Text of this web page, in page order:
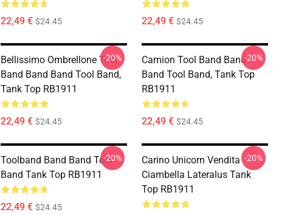
22,49 € $24.45 22,49 € $24.45
Bellissimo Ombrellone Tool
Band Band Band Tool Band,
Tank Top RB1911
22,49 € $24.45
-20%
Camion Tool Band Band
Band Tool Band, Tank Top
RB1911
22,49 € $24.45
-20%
Toolband Band Band Tool
Band Tank Top RB1911
22,49 € $24.45
-20%
Carino Unicorn Vendita
Ciambella Lateralus Tank
Top RB1911
-20%